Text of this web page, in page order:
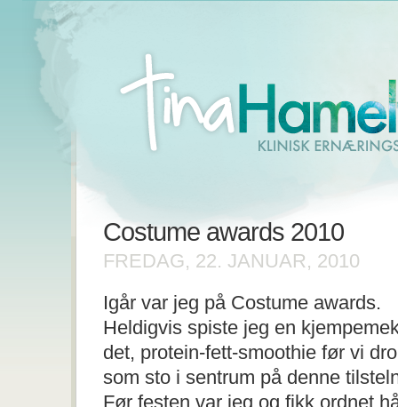
Costume awards 2010
FREDAG, 22. JANUAR, 2010
Igår var jeg på Costume awards.
Heldigvis spiste jeg en
det, protein-fett-smoothie før vi
som sto i sentrum på denne
Før festen var jeg og fikk ordnet